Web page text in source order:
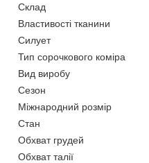
Склад
Властивості тканини
Силует
Тип сорочкового коміра
Вид виробу
Сезон
Міжнародний розмір
Стан
Обхват грудей
Обхват талії